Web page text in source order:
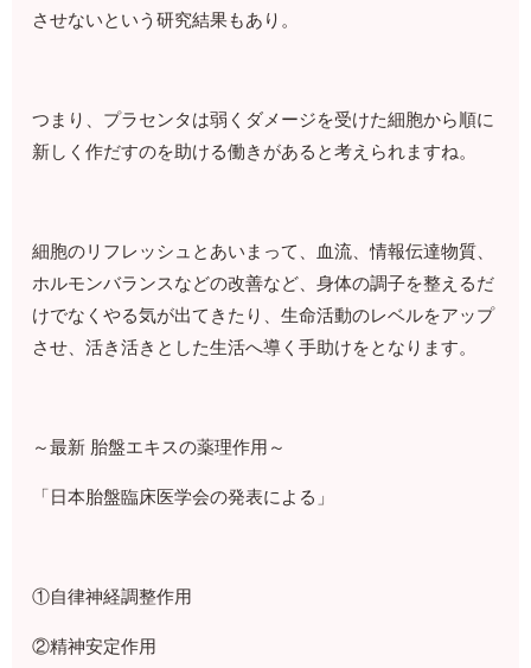
させないという研究結果もあり。
つまり、プラセンタは弱くダメージを受けた細胞から順に
新しく作だすのを助ける働きがあると考えられますね。
細胞のリフレッシュとあいまって、血流、情報伝達物質、
ホルモンバランスなどの改善など、身体の調子を整えるだ
けでなくやる気が出てきたり、生命活動のレベルをアップ
させ、活き活きとした生活へ導く手助けをとなります。
～最新 胎盤エキスの薬理作用～
「日本胎盤臨床医学会の発表による」
①自律神経調整作用
②精神安定作用